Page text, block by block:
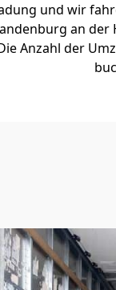
und wir
an der
Anzahl der